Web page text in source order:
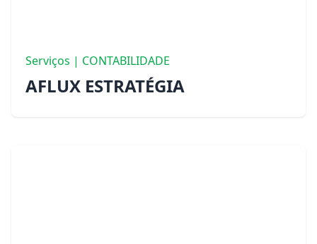
Serviços | CONTABILIDADE
AFLUX ESTRATÉGIA